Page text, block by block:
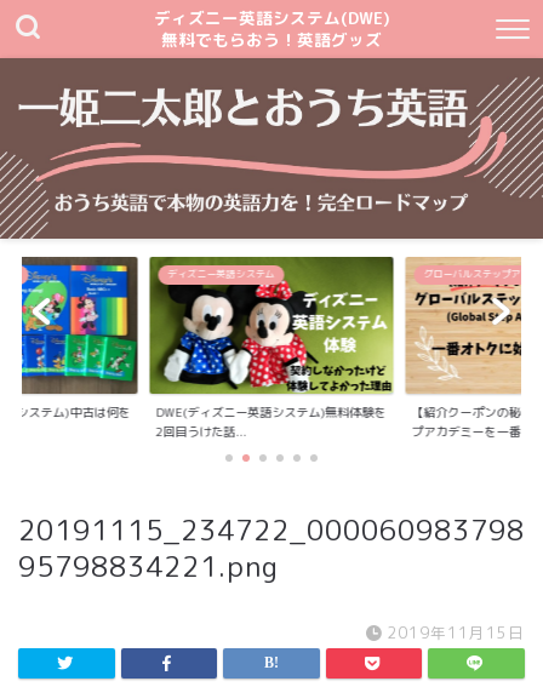
ディズニー英語システム(DWE)
無料でもらおう！英語グッズ
システム)中古は何を
ディズニー英語システム
DWE(ディズニー英語システム)無料体験を
2回目うけた話...
グローバルステップアカデ
【紹介クーポンの秘密
プアカデミーを一番...
20191115_234722_000060983798
95798834221.png
2019年11月15日